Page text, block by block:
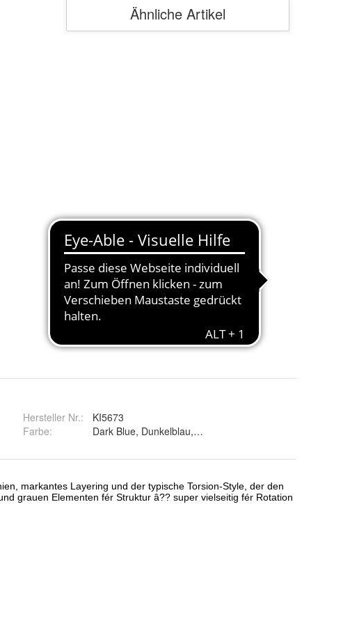
Ähnliche Artikel
Hersteller Nr.:
KI5673
Farbe: Dark Blue, Dunkelblau, Grau, Grey, WeiÃ?, White